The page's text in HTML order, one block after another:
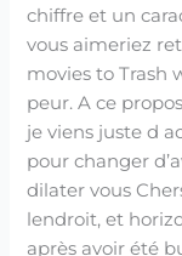
chiffre et un
vous aimeriez
movies to Trash
peur. A ce
je viens juste d
pour changer
dilater vous
lendroit, et
après avoir été